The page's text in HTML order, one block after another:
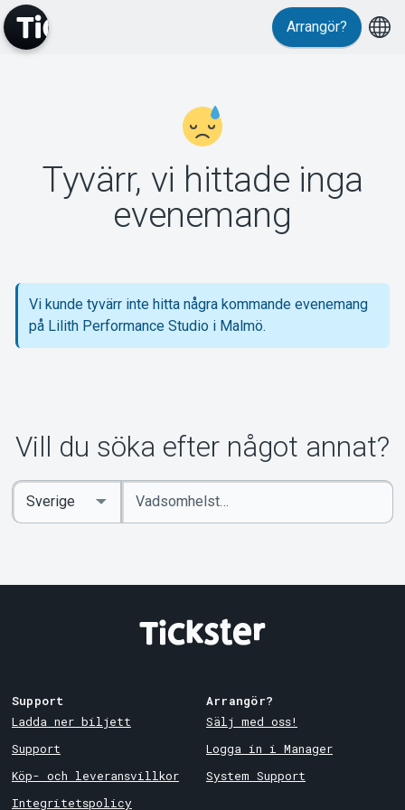
Support
Om Tickster
Arrangör?
Tyvärr, vi hittade inga
evenemang
Vi kunde tyvärr inte hitta några kommande evenemang
på Lilith Performance Studio i Malmö.
Vill du söka efter något annat?
Ange
sökord
Select
Country
Support
Ladda ner biljett
Support
Köp- och leveransvillkor
Integritetspolicy
Arrangör?
Sälj med oss!
Logga in i Manager
System Support